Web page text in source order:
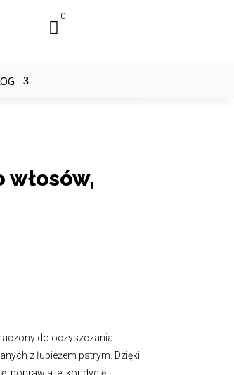

0
do oczyszczania
z łupieżem pstrym. Dzięki
poprawia jej kondycję,